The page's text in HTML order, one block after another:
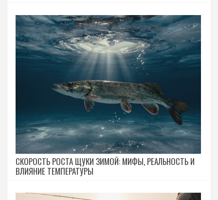
СКОРОСТЬ РОСТА ЩУКИ ЗИМОЙ: МИФЫ, РЕАЛЬНОСТЬ И
ВЛИЯНИЕ ТЕМПЕРАТУРЫ